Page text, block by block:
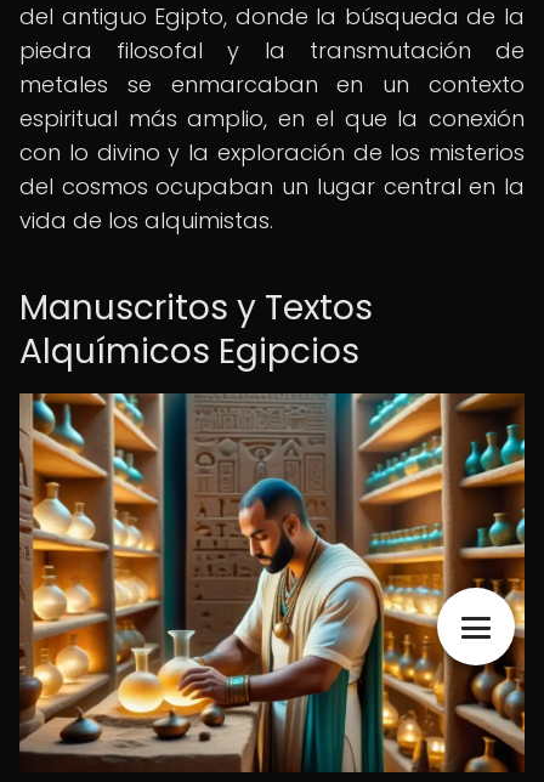
del antiguo Egipto, donde la búsqueda de la
piedra filosofal y la transmutación de
metales se enmarcaban en un contexto
espiritual más amplio, en el que la conexión
con lo divino y la exploración de los misterios
del cosmos ocupaban un lugar central en la
vida de los alquimistas.
Manuscritos y Textos
Alquímicos Egipcios